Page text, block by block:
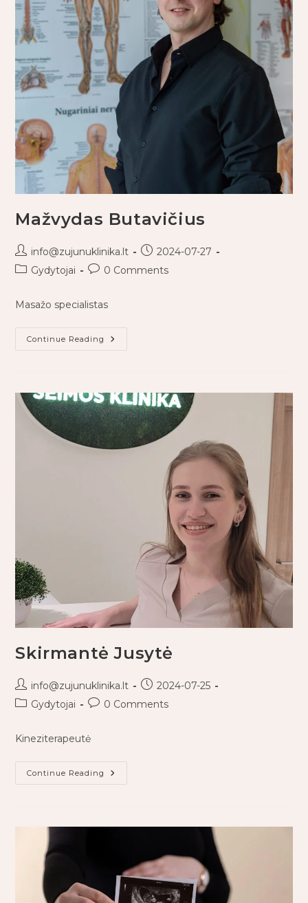
Mažvydas Butavičius
info@zujunuklinika.lt
2024-07-27
Gydytojai
0 Comments
Masažo specialistas
Continue Reading
Skirmantė Jusytė
info@zujunuklinika.lt
2024-07-25
Gydytojai
0 Comments
Kineziterapeutė
Continue Reading